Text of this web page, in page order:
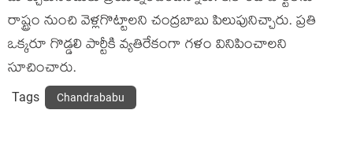
రాష్ట్రం నుంచి వెళ్ల‌గొట్టాల‌ని చంద్ర‌బాబు పిలుపునిచ్చారు. ప్ర‌తి
ఒక్క‌రూ గొడ్డ‌లి పార్టీకి వ్యతిరేకంగా గ‌ళం వినిపించాల‌ని
సూచించారు.
Tags Chandrababu